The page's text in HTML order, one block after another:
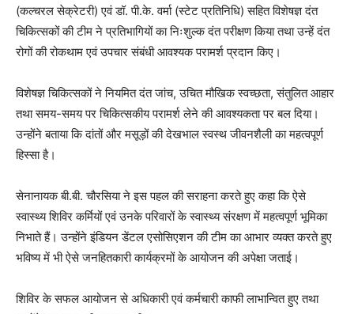
(कल्चरल सेक्रेटरी) एवं डॉ. पी.के. वर्मा (स्टेट प्रतिनिधि) सहित विशेषज्ञ दंत
चिकित्सकों की टीम ने प्रतिभागियों का निःशुल्क दंत परीक्षण किया तथा उन्हें दंत
रोगों की रोकथाम एवं उपचार संबंधी आवश्यक परामर्श प्रदान किए।
विशेषज्ञ चिकित्सकों ने नियमित दंत जांच, उचित मौखिक स्वच्छता, संतुलित आहार
तथा समय-समय पर चिकित्सकीय परामर्श लेने की आवश्यकता पर बल दिया।
उन्होंने बताया कि दांतों और मसूड़ों की देखभाल स्वस्थ जीवनशैली का महत्वपूर्ण
हिस्सा है।
सेनानायक बी.बी. चौरसिया ने इस पहल की सराहना करते हुए कहा कि ऐसे
स्वास्थ्य शिविर कर्मियों एवं उनके परिवारों के स्वास्थ्य संरक्षण में महत्वपूर्ण भूमिका
निभाते हैं। उन्होंने इंडियन डेंटल एसोसिएशन की टीम का आभार व्यक्त करते हुए
भविष्य में भी ऐसे जनहितकारी कार्यक्रमों के आयोजन की अपेक्षा जताई।
शिविर के सफल आयोजन से अधिकारी एवं कर्मचारी काफी लाभान्वित हुए तथा